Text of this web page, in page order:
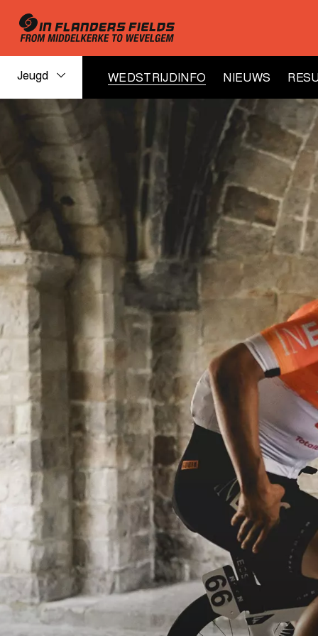
Jeugd WEDSTRIJDINFO NIEUWS
Jeugd
wedstrijdinfo